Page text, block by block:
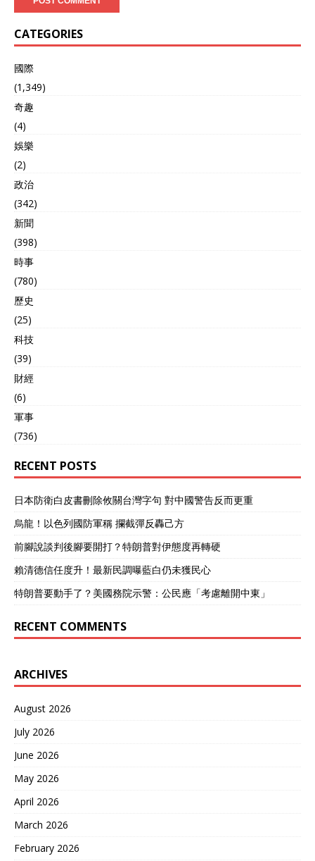
CATEGORIES
國際
(1,349)
奇趣
(4)
娛樂
(2)
政治
(342)
新聞
(398)
時事
(780)
歷史
(25)
科技
(39)
財經
(6)
軍事
(736)
RECENT POSTS
日本防衛白皮書刪除攸關台灣字句 對中國警告反而更重
烏龍！以色列國防軍稱 攔截彈反轟己方
前腳說談判後腳要開打？特朗普對伊態度再轉硬
賴清德信任度升！最新民調曝藍白仍未獲民心
特朗普要動手了？美國務院示警：公民應「考慮離開中東」
RECENT COMMENTS
ARCHIVES
August 2026
July 2026
June 2026
May 2026
April 2026
March 2026
February 2026